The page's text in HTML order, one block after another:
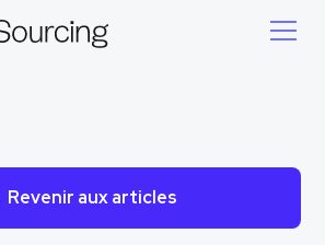
Revenir aux articles